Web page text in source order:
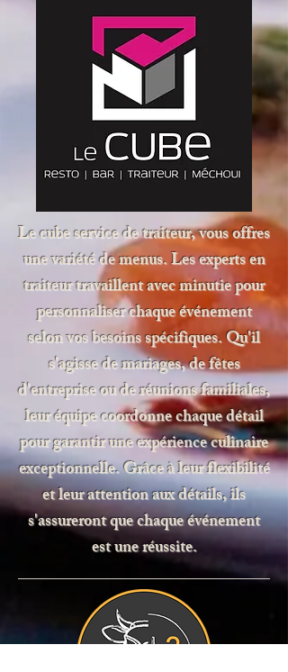
Le cube service de traiteur, vous offres
une variété de menus. Les experts en
traiteur travaillent avec minutie pour
personnaliser chaque événement
selon vos besoins spécifiques. Qu'il
s'agisse de mariages, de fêtes
d'entreprise ou de réunions familiales,
leur équipe coordonne chaque détail
pour garantir une expérience culinaire
exceptionnelle. Grâce à leur flexibilité
et leur attention aux détails, ils
s'assureront que chaque événement
est une réussite.